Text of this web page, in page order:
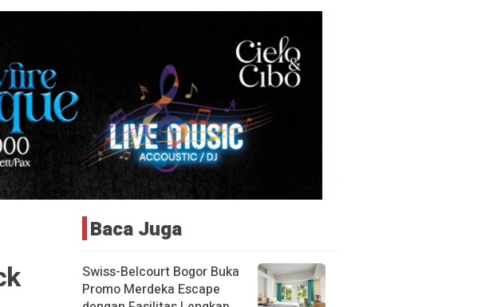
Baca Juga
Swiss-Belcourt Bogor Buka
Promo Merdeka Escape